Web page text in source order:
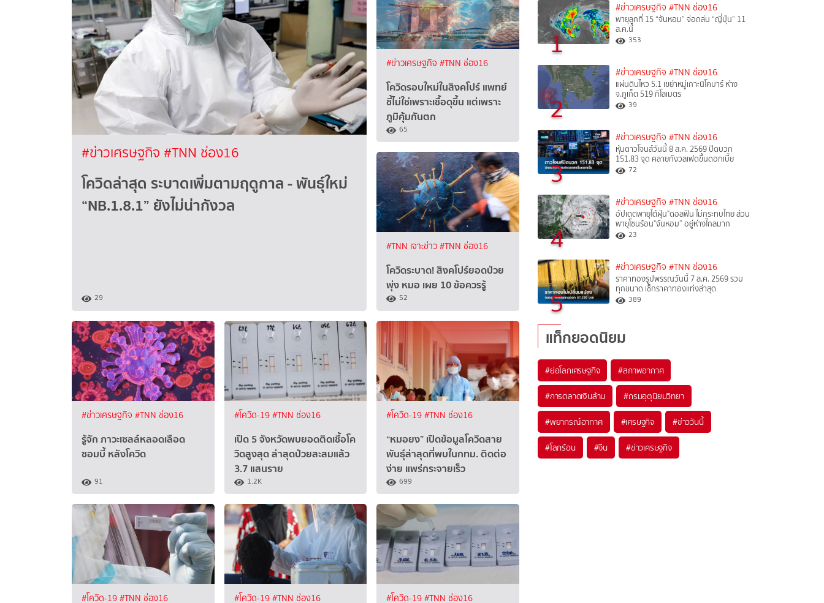
#ข่าวเศรษฐกิจ #TNN ช่อง16
โควิดล่าสุด ระบาดเพิ่มตามฤดูกาล - พันธุ์ใหม่
“NB.1.8.1” ยังไม่น่ากังวล
29
#ข่าวเศรษฐกิจ#TNN ช่อง16
โควิดรอบใหม่ในสิงคโปร์ แพทย์
ชี้ไม่ใช่เพราะเชื้อดุขึ้น แต่เพราะ
ภูมิคุ้มกันตก
65
#TNN เจาะข่าว#TNN ช่อง16
โควิดระบาด! สิงคโปร์ยอดป่วย
พุ่ง หมอ เผย 10 ข้อควรรู้
52
#ข่าวเศรษฐกิจ #TNN ช่อง16
รู้จัก ภาวะเซลล์หลอดเลือด
ซอมบี้ หลังโควิด
91
#โควิด-19#TNN ช่อง16
เปิด 5 จังหวัดพบยอดติดเชื้อโค
วิดสูงสุด ล่าสุดป่วยสะสมแล้ว
3.7 แสนราย
1.2K
#โควิด-19#TNN ช่อง16
“หมอยง” เปิดข้อมูลโควิดสาย
พันธุ์ล่าสุดที่พบในกทม. ติดต่อ
ง่าย แพร่กระจายเร็ว
699
#โควิด-19#TNN ช่อง16 #โควิด-19#TNN ช่อง16 #โควิด-19#TNN ช่อง16
1
#ข่าวเศรษฐกิจ #TNN ช่อง16
พายุลูกที่ 15 “จันหอม” จ่อถล่ม “ญี่ปุ่น” 11
ส.ค.นี้
353
2
#ข่าวเศรษฐกิจ #TNN ช่อง16
แผ่นดินไหว 5.1 เขย่าหมู่เกาะนิโคบาร์ ห่าง
จ.ภูเก็ต 519 กิโลเมตร
39
3
#ข่าวเศรษฐกิจ #TNN ช่อง16
หุ้นดาวโจนส์วันนี้ 8 ส.ค. 2569 ปิดบวก
151.83 จุด คลายกังวลเฟดขึ้นดอกเบี้ย
72
4
#ข่าวเศรษฐกิจ #TNN ช่อง16
อัปเดตพายุไต้ฝุ่น"ดอลฟิน ไม่กระทบไทย ส่วน
พายุโซนร้อน"จันหอม” อยู่ห่างไกลมาก
23
5
#ข่าวเศรษฐกิจ #TNN ช่อง16
ราคาทองรูปพรรณวันนี้ 7 ส.ค. 2569 รวม
ทุกขนาด เช็กราคาทองแท่งล่าสุด
389
แท็กยอดนิยม
#ย่อโลกเศรษฐกิจ #สภาพอากาศ
#การตลาดเงินล้าน #กรมอุตุนิยมวิทยา
#พยากรณ์อากาศ #เศรษฐกิจ #ข่าววันนี้
#โลกร้อน #จีน #ข่าวเศรษฐกิจ